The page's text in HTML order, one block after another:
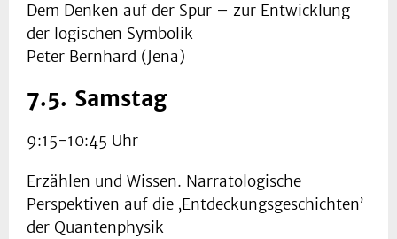
Dem Denken auf der Spur – zur Entwicklung
der logischen Symbolik
Peter Bernhard (Jena)
7.5. Samstag
9:15-10:45 Uhr
Erzählen und Wissen. Narratologische
Perspektiven auf die ‚Entdeckungsgeschichten’
der Quantenphysik